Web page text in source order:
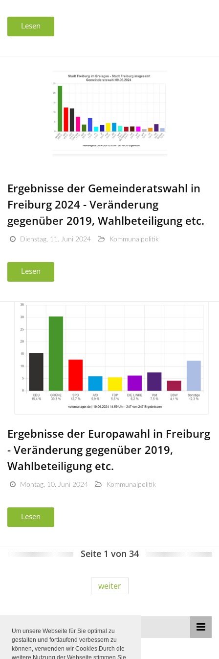
Um unsere Webseite für Sie optimal zu
gestalten und fortlaufend verbessern zu
können, verwenden wir Cookies.Durch die
weitere Nutzung der Webseite stimmen Sie
Lesen
Ergebnisse der Gemeinderatswahl in
Freiburg 2024 - Veränderung
gegenüber 2019, Wahlbeteiligung etc.
Dienstag, 11. Juni 2024 Kommunalpolitik
Lesen
Ergebnisse der Europawahl in Freiburg
- Veränderung gegenüber 2019,
Wahlbeteiligung etc.
Montag, 10. Juni 2024 Kommunalpolitik
Lesen
Seite 1 von 34
weiter
THEMEN